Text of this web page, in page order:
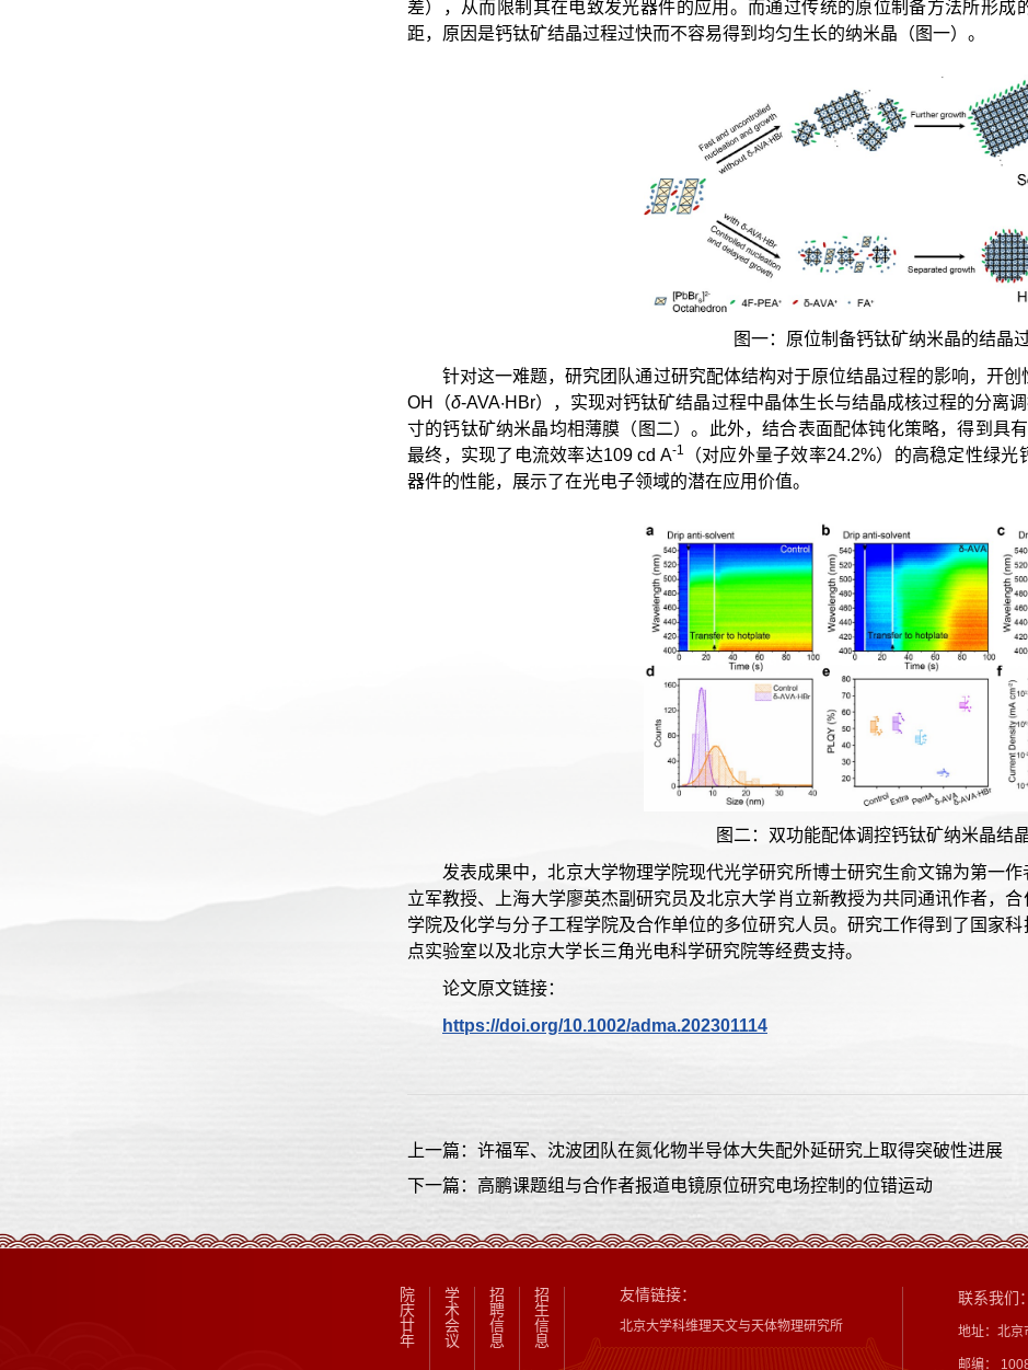
差），从而限制其在电致发光器件的应用。而通过传统的原位制备方法所形
距，原因是钙钛矿结晶过程过快而不容易得到均匀生长的纳米晶（图一）。
图一：原位制备钙钛矿纳米晶的结晶
针对这一难题，研究团队通过研究配体结构对于原位结晶过程的影响，开
OH（δ‐AVA·HBr），实现对钙钛矿结晶过程中晶体生长与结晶成核过程的分离
寸的钙钛矿纳米晶均相薄膜（图二）。此外，结合表面配体钝化策略，得到具
最终，实现了电流效率达109 cd A-1
（对应外量子效率24.2%）的高稳定性绿
器件的性能，展示了在光电子领域的潜在应用价值。
图二：双功能配体调控钙钛矿纳米晶结
发表成果中，北京大学物理学院现代光学研究所博士研究生俞文锦为第一
立军教授、上海大学廖英杰副研究员及北京大学肖立新教授为共同通讯作者，
学院及化学与分子工程学院及合作单位的多位研究人员。研究工作得到了国家
点实验室以及北京大学长三角光电科学研究院等经费支持。
论文原文链接：
https://doi.org/10.1002/adma.202301114
上一篇：许福军、沈波团队在氮化物半导体大失配外延研究上取得突破性进展
下一篇：高鹏课题组与合作者报道电镜原位研究电场控制的位错运动
院
庆
廿
年
学
术
会
议
招
聘
信
息
招
生
信
息
友情链接：
北京大学科维理天文与天体物理研究所
联系我们：
地址：北京
邮编：